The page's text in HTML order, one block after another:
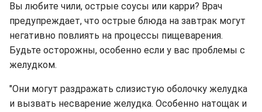
Вы любите чили, острые соусы или карри? Врач
предупреждает, что острые блюда на завтрак могут
негативно повлиять на процессы пищеварения.
Будьте осторожны, особенно если у вас проблемы с
желудком.
"Они могут раздражать слизистую оболочку желудка
и вызвать несварение желудка. Особенно натощак и